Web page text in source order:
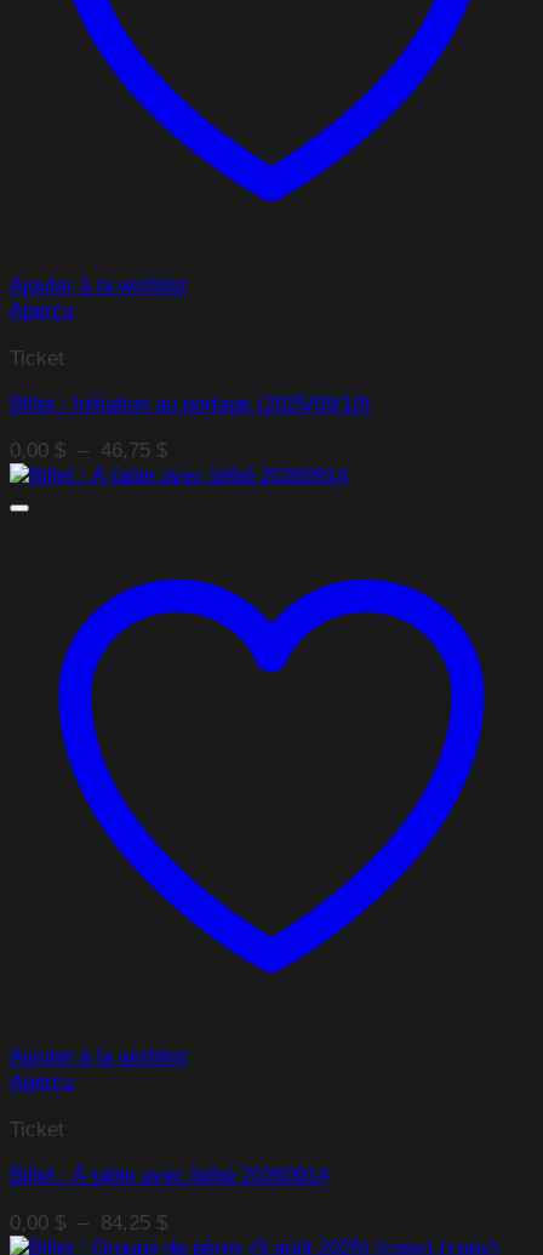
Ajouter à la wishlist
Aperçu
Ticket
Billet : Initiation au portage (2025/09/10)
0,00 $ – 46,75 $Plage
de
46,75 $
Ajouter à la wishlist
Aperçu
Ticket
Billet : À table avec bébé 20260914
0,00 $ – 84,25 $Plage
de